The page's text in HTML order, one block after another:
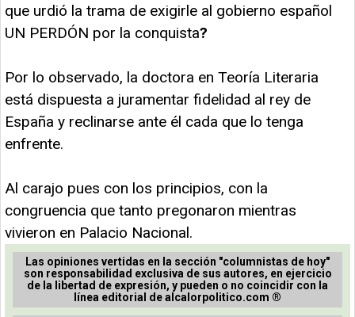
que urdió la trama de exigirle al gobierno español
UN PERDÓN por la conquista?
Por lo observado, la doctora en Teoría Literaria
está dispuesta a juramentar fidelidad al rey de
España y reclinarse ante él cada que lo tenga
enfrente.
Al carajo pues con los principios, con la
congruencia que tanto pregonaron mientras
vivieron en Palacio Nacional.
Las opiniones vertidas en la sección "columnistas de hoy"
son responsabilidad exclusiva de sus autores, en ejercicio
de la libertad de expresión, y pueden o no coincidir con la
línea editorial de alcalorpolitico.com ®